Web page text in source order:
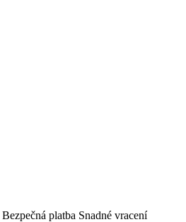
Bezpečná platba Snadné vracení